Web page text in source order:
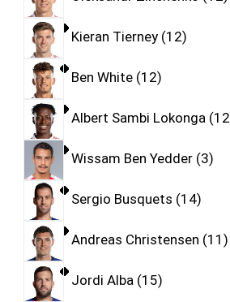
Kieran Tierney 12
Ben White 12
Albert Sambi Lokonga 12
Wissam Ben Yedder 3
Sergio Busquets 14
Andreas Christensen 11
Jordi Alba 15